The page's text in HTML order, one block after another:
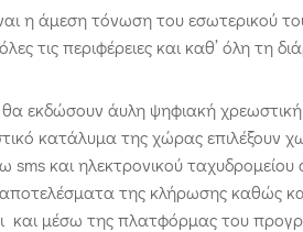
η άμεση τόνωση του εσωτερικού
τις περιφέρειες και καθ’ όλη τη
εκδώσουν άυλη ψηφιακή
κατάλυμα της χώρας επιλέξουν
sms και ηλεκτρονικού
της κλήρωσης καθώς
και μέσω της πλατφόρμας του